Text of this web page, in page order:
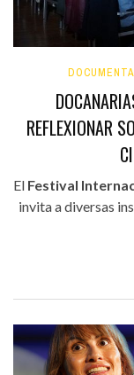
REFLEXIONAR
El Festival
invita a diversas